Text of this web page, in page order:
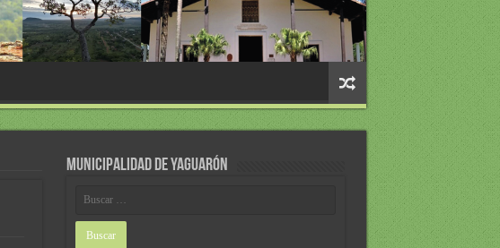
MUNICIPALIDAD DE YAGUARÓN